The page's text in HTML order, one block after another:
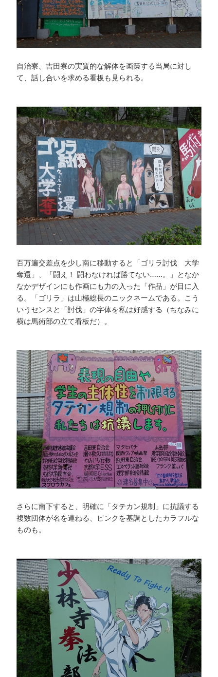
自治寮、吉田寮の実質的な解体を画策する当局に対し
て、話し合いを求める看板も見られる。
百万遍交差点を少し南に移動すると「ゴリラ討伐 大学
奪還」、「闘え！ 闘わなければ勝てない……。」となか
なかデザインにも作画にも力の入った「作品」が目に入
る。「ゴリラ」は山極総長のニックネームである。こう
いうセンスと「討伐」の字体を私は好感する（ちなみに
横は馬術部の立て看板だ）。
さらに南下すると、明確に「タテカン規制」に抗議する
複数団体が名を連ねる、ピンクを基調としたカラフルな
ものも。